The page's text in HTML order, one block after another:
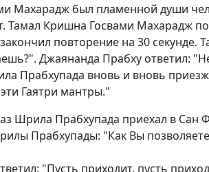
Махарадж был пламенной души
Тамал Кришна Госвами Махарадж
повторение на 30
Джаянанда Прабху ответил:
Прабхупада вновь и вновь
Гаятри мантры."
Шрила Прабхупада приехал в Сан
Прабхупады: "Как Вы
"Пусть приходит, пусть